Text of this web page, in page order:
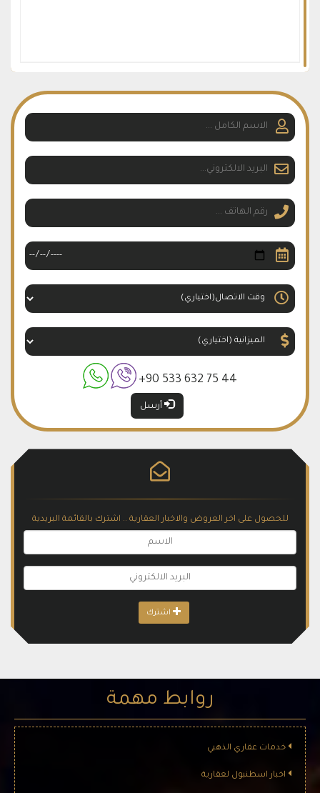
معلومات المشروع عدد البنايات : 12 بناء موعد التسليم : 12/2023 نوع
المشروع : شقق مساحة المشروع : 36.500 م² …
عن منطقة المشروع بيليك دوزو هي واحدة من أفضل المناطق التركية
و إحدى أرقى أحياء إسطنبول الأوروبية و النادرة في …
شقق للبيع في اسطنبول العمرانية هي إحدى بلديات مدينة اسطنبول ،
تقع في الشطر الأسيوي من المدينة من انسب المشاريع للاستثمار
والعائد الجيد اقرب المشاريع العقارية الى ساحل اسكودار والذي يتمتع
باطلالة ساحرة على البوغاز
+90 533 632 75 44
للحصول على اخر العروض والاخبار العقارية .. اشترك بالقائمة البريدية
اشترك
روابط مهمة
خدمات عقاري الذهبي
اخبار اسطنبول لعقارية